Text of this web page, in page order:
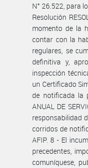
N° 26.522, para
Resolución
momento de la
contar con la
regulares, se
definitiva y,
inspección
un Certificado
de notificada la
ANUAL DE
responsabilidad
corridos de
AFIP. 8 - El
precedentes,
comuníquese,